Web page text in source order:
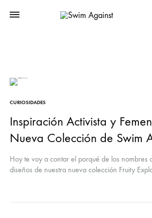
CURIOSIDADES
Inspiración Activista y
Nueva Colección de Swim
Hoy te voy a contar el porqué de los nombres
diseños de nuestra nueva colección Fruity